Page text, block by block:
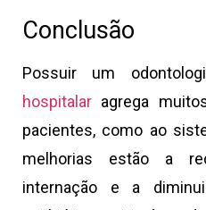
Conclusão
Possuir um
hospitalar agrega
pacientes, como ao
melhorias estão a
internação e a